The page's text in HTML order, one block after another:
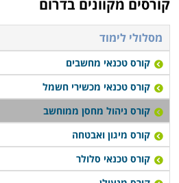
להתקדם לעבודה בתחום.
קורס ניהול מחסן ממוחשב נערך
תלוי במוסד הלימודים, כאשר בחלק
אף שיעורי השלמה במידה
הדרכה דרך האינטרנט.
קורסים מקוונים בדרום
מסלולי לימוד
קורס טכנאי מחשבים
קורס טכנאי מכשירי חשמל
קורס ניהול מחסן ממוחשב
קורס מיגון ואבטחה
קורס טכנאי סלולר